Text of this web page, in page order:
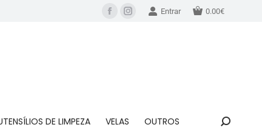
Entrar 0.00€
DE LIMPEZA VELAS OUTROS